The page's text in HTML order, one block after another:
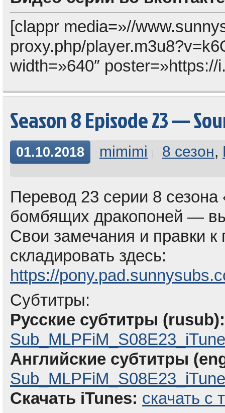
[clappr media=»//
proxy.php/
width=»640″
Season 8 Episode 23 —
01.10.2018 mimimi 8 сезон,
Перевод 23 серии 8
бомбящих дракопоней —
Свои замечания и правки
складировать здесь:
https://
Субтитры:
Русские субтитры (rusub):
Английские субтитры
Скачать iTunes: скачать с